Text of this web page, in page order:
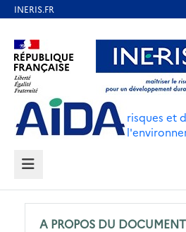
contenu
principal
Aller au contenu Aller au
Aller au pied de page
risques et
MENU
A PROPOS DU DOCUMENT